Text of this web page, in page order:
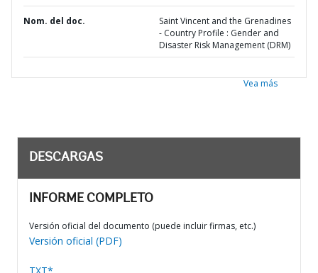
Nom. del doc.
Saint Vincent and the Grenadines
- Country Profile : Gender and
Disaster Risk Management (DRM)
Vea más
DESCARGAS
INFORME COMPLETO
Versión oficial del documento (puede incluir firmas, etc.)
Versión oficial (PDF)